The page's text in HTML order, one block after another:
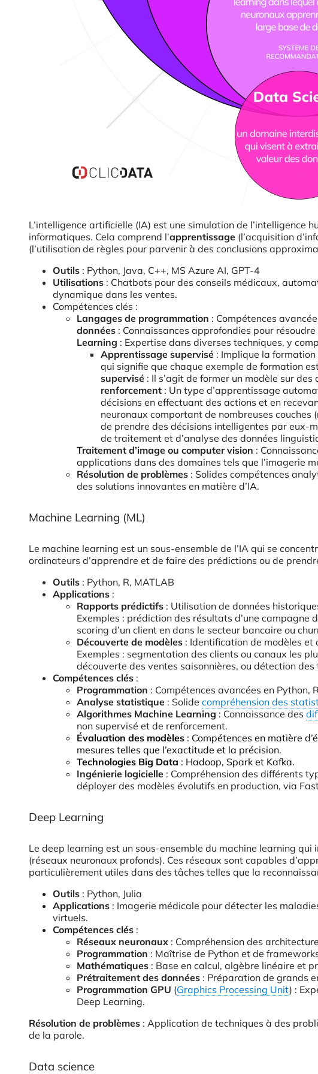
L’intelligence artificielle (IA) est une simulation de l’intelligence
informatiques. Cela comprend l’apprentissage (l’acquisition
(l’utilisation de règles pour parvenir à des conclusions
Outils : Python, Java, C++, MS Azure AI, GPT-4
Utilisations : Chatbots pour des conseils médicaux,
dynamique dans les ventes.
Compétences clés :
Langages de programmation : Compétences
données : Connaissances approfondies pour
Learning : Expertise dans diverses techniques, y
Apprentissage supervisé : Implique la formation
qui signifie que chaque exemple de formation
supervisé : Il s’agit de former un modèle sur
renforcement : Un type d’apprentissage
décisions en effectuant des actions et en
neuronaux comportant de nombreuses
de prendre des décisions intelligentes par eux-
de traitement et d’analyse des données
Traitement d’image ou computer vision :
applications dans des domaines tels que l’imagerie
Résolution de problèmes : Solides compétences
des solutions innovantes en matière d’IA.
Machine Learning (ML)
Le machine learning est un sous-ensemble de l’IA qui se
ordinateurs d’apprendre et de faire des prédictions ou de
Outils : Python, R, MATLAB
Applications :
Rapports prédictifs : Utilisation de données
Exemples : prédiction des résultats d’une
scoring d’un client en dans le secteur bancaire ou
Découverte de modèles : Identification de modèles et
Exemples : segmentation des clients ou canaux les
découverte des ventes saisonnières, ou détection
Compétences clés :
Programmation : Compétences avancées en Python,
Analyse statistique : Solide compréhension des
Algorithmes Machine Learning : Connaissance des
non supervisé et de renforcement.
Évaluation des modèles : Compétences en matière
mesures telles que l’exactitude et la précision.
Technologies Big Data : Hadoop, Spark et Kafka.
Ingénierie logicielle : Compréhension des différents
déployer des modèles évolutifs en production, via
Deep Learning
Le deep learning est un sous-ensemble du machine learning
(réseaux neuronaux profonds). Ces réseaux sont capables
particulièrement utiles dans des tâches telles que la
Outils : Python, Julia
Applications : Imagerie médicale pour détecter les
virtuels.
Compétences clés :
Réseaux neuronaux : Compréhension des
Programmation : Maîtrise de Python et de
Mathématiques : Base en calcul, algèbre linéaire et
Prétraitement des données : Préparation de grands
Programmation GPU (Graphics Processing Unit) :
Deep Learning.
Résolution de problèmes : Application de techniques à des
de la parole.
Data science